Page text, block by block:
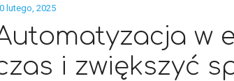
lutego, 2025
w
i zwiększyć